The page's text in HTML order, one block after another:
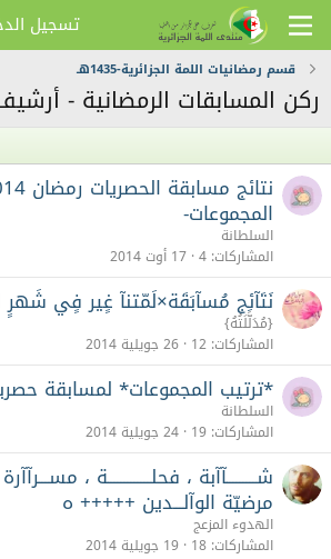
تسجيل
قسم رمضانيات اللمة الجزائرية-1435هـ
ركن المسابقات الرمضانية - أرشيف
المجموعات-
السلطانة
المشاركات 4 17 أوت 2014
نَتَآئِج مُسآبَقَة×لَمّتنآ غٍير فٍي شَهرٍ
{مُدَلَّلَتُهُ}
المشاركات 12 26 جويلية 2014
*ترتيب المجموعات* لمسابقة
السلطانة
المشاركات 19 24 جويلية 2014
شـــــــــآآبة ، فحلـــــــــــــة ،
مرضيّة الوآلـــدين +++++ ه
الهدوء المزعج
المشاركات 18 19 جويلية 2014